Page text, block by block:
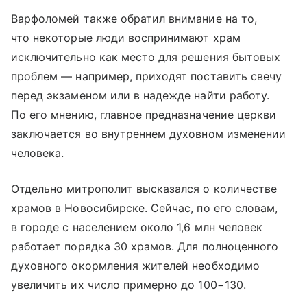
Варфоломей также обратил внимание на то,
что некоторые люди воспринимают храм
исключительно как место для решения бытовых
проблем — например, приходят поставить свечу
перед экзаменом или в надежде найти работу.
По его мнению, главное предназначение церкви
заключается во внутреннем духовном изменении
человека.
Отдельно митрополит высказался о количестве
храмов в Новосибирске. Сейчас, по его словам,
в городе с населением около 1,6 млн человек
работает порядка 30 храмов. Для полноценного
духовного окормления жителей необходимо
увеличить их число примерно до 100−130.